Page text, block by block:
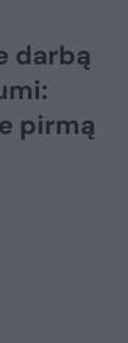
darbą
pirmą